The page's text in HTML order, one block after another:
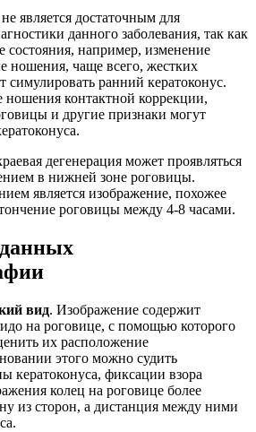
является достаточным для
данного заболевания, так как
состояния, например, изменение
ношения, чаще всего, жестких
симулировать ранний кератоконус.
ношения контактной коррекции,
и другие признаки могут
дегенерация может проявляться
в нижней зоне роговицы.
является изображение, похожее
роговицы между 4-8 часами.
вид. Изображение содержит
на роговице, с помощью которого
их расположение
этого можно судить
кератоконуса, фиксации взора
колец на роговице более
из сторон, а дистанция между ними